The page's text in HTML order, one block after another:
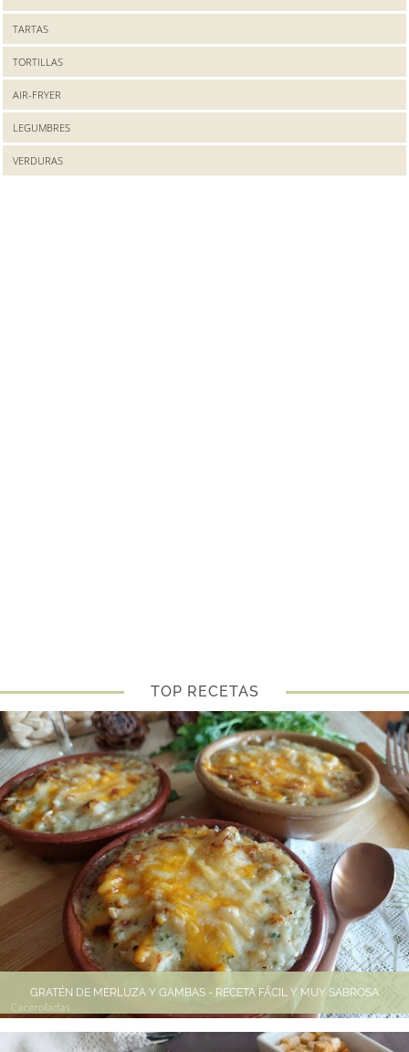
TARTAS
TORTILLAS
AIR-FRYER
LEGUMBRES
VERDURAS
TOP RECETAS
GRATÉN DE MERLUZA Y GAMBAS - RECETA FÁCIL Y MUY SABROSA